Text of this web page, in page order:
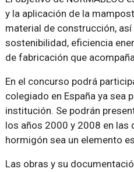
y la aplicación de la
material de construcción,
sostenibilidad, eficiencia
de fabricación que
En el concurso podrá
colegiado en España ya sea
institución. Se podrán
los años 2000 y 2008 en las
hormigón sea un elemento
Las obras y su